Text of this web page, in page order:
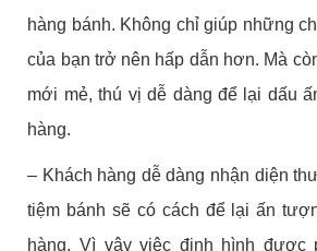
hàng bánh. Không chỉ giúp những
của bạn trở nên hấp dẫn hơn. Mà
mới mẻ, thú vị dễ dàng để lại dấu
hàng.
– Khách hàng dễ dàng nhận diện
tiệm bánh sẽ có cách để lại ấn
hàng. Vì vậy việc định hình được